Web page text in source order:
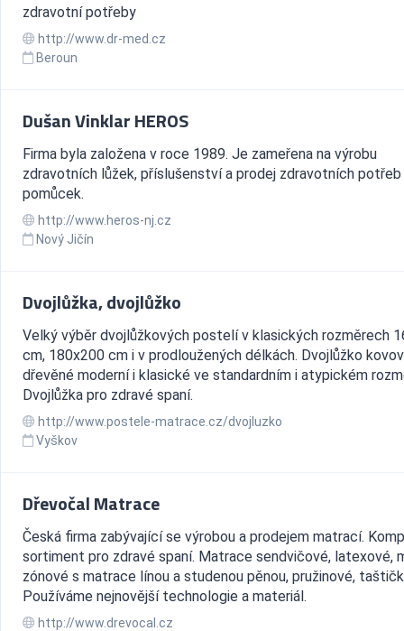
zdravotní potřeby
http://www.dr-med.cz
Beroun
Dušan Vinklar HEROS
Firma byla založena v roce 1989. Je zameřena na výrobu
zdravotních lůžek, příslušenství a prodej zdravotních potřeb
pomůcek.
http://www.heros-nj.cz
Nový Jičín
Dvojlůžka, dvojlůžko
Velký výběr dvojlůžkových postelí v klasických rozměrech
cm, 180x200 cm i v prodloužených délkách. Dvojlůžko
dřevěné moderní i klasické ve standardním i atypickém
Dvojlůžka pro zdravé spaní.
http://www.postele-matrace.cz/dvojluzko
Vyškov
Dřevočal Matrace
Česká firma zabývající se výrobou a prodejem matrací.
sortiment pro zdravé spaní. Matrace sendvičové, latexové,
zónové s matrace línou a studenou pěnou, pružinové,
Používáme nejnovější technologie a materiál.
http://www.drevocal.cz